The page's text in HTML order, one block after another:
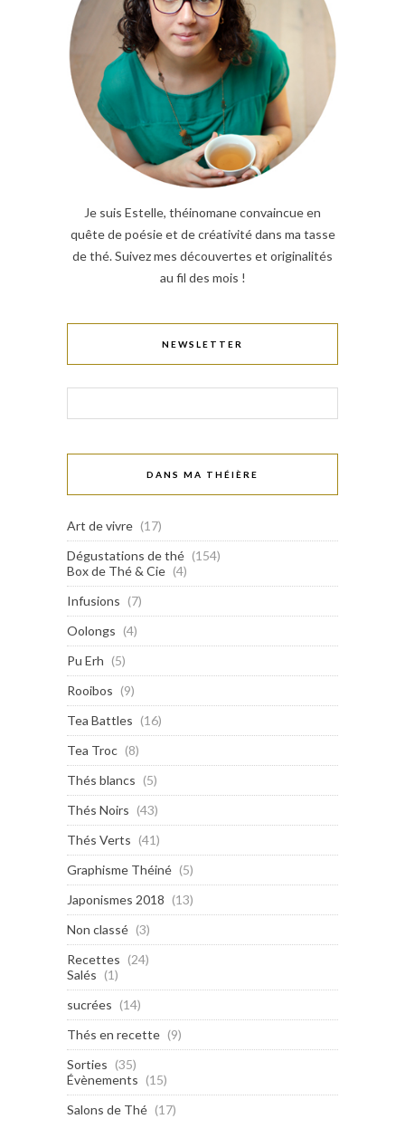
Je suis Estelle, théinomane convaincue en
quête de poésie et de créativité dans ma tasse
de thé. Suivez mes découvertes et originalités
au fil des mois !
NEWSLETTER
DANS MA THÉIÈRE
Art de vivre (17)
Dégustations de thé (154)
Box de Thé & Cie (4)
Infusions (7)
Oolongs (4)
Pu Erh (5)
Rooibos (9)
Tea Battles (16)
Tea Troc (8)
Thés blancs (5)
Thés Noirs (43)
Thés Verts (41)
Graphisme Théiné (5)
Japonismes 2018 (13)
Non classé (3)
Recettes (24)
Salés (1)
sucrées (14)
Thés en recette (9)
Sorties (35)
Évènements (15)
Salons de Thé (17)